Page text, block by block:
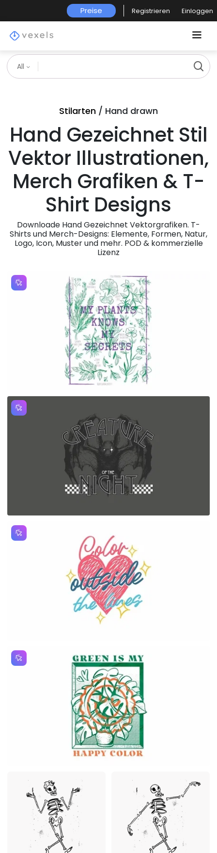
Preise Registrieren Einloggen
All
Stilarten / Hand drawn
Hand Gezeichnet Stil
Vektor Illustrationen,
Merch Grafiken & T-
Shirt Designs
Downloade Hand Gezeichnet Vektorgrafiken. T-
Shirts und Merch-Designs: Elemente, Formen, Natur,
Logo, Icon, Muster und mehr. POD & kommerzielle
Lizenz
Premium Premium